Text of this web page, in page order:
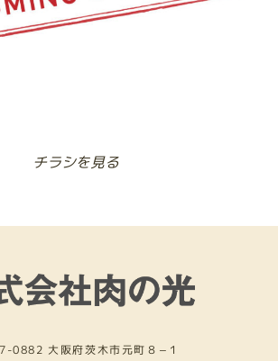
チラシを見る
0882 大阪府茨木市元町８−１